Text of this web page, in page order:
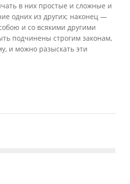
в них простые и сложные и
одних из других; наконец —
и со всякими другими
подчинены строгим законам,
и можно разыскать эти